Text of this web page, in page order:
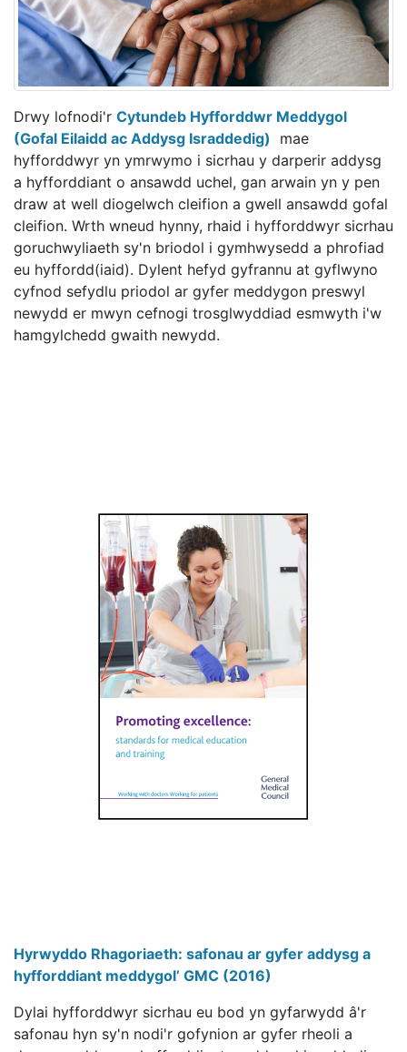
Drwy lofnodi'r Cytundeb Hyfforddwr Meddygol
(Gofal Eilaidd ac Addysg Israddedig) mae
hyfforddwyr yn ymrwymo i sicrhau y darperir addysg
a hyfforddiant o ansawdd uchel, gan arwain yn y pen
draw at well diogelwch cleifion a gwell ansawdd gofal
cleifion. Wrth wneud hynny, rhaid i hyfforddwyr sicrhau
goruchwyliaeth sy'n briodol i gymhwysedd a phrofiad
eu hyffordd(iaid). Dylent hefyd gyfrannu at gyflwyno
cyfnod sefydlu priodol ar gyfer meddygon preswyl
newydd er mwyn cefnogi trosglwyddiad esmwyth i'w
hamgylchedd gwaith newydd.
Hyrwyddo Rhagoriaeth: safonau ar gyfer addysg a
hyfforddiant meddygol’ GMC (2016)
Dylai hyfforddwyr sicrhau eu bod yn gyfarwydd â'r
safonau hyn sy'n nodi'r gofynion ar gyfer rheoli a